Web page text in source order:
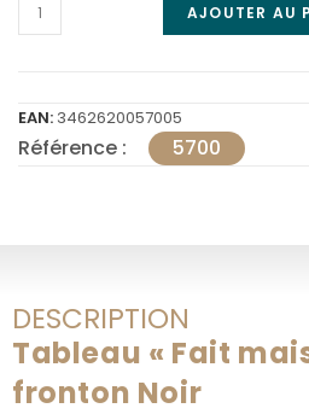
AJOUTER AU
EAN: 3462620057005
Référence : 5700
DESCRIPTION
Tableau « Fait
fronton Noir